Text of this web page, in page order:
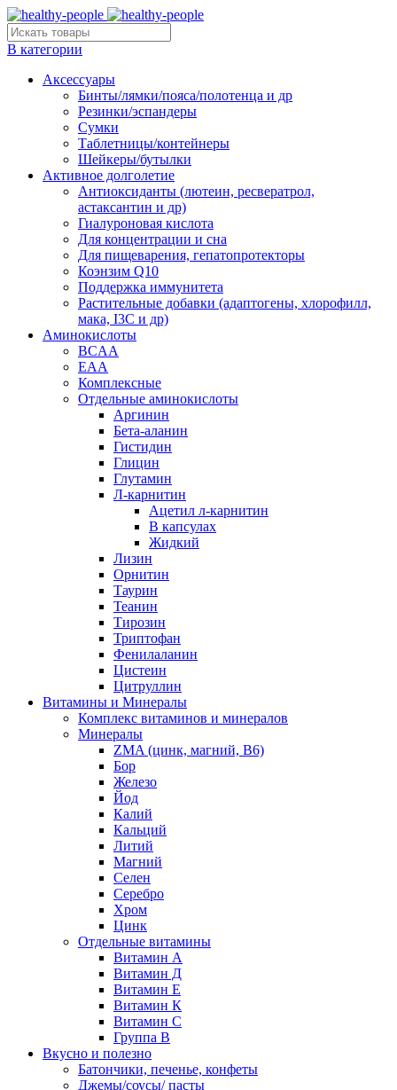
В категории
Аксессуары
Бинты/лямки/пояса/полотенца и др
Резинки/эспандеры
Сумки
Таблетницы/контейнеры
Шейкеры/бутылки
Активное долголетие
Антиоксиданты (лютеин, ресвератрол,
астаксантин и др)
Гиалуроновая кислота
Для концентрации и сна
Для пищеварения, гепатопротекторы
Коэнзим Q10
Поддержка иммунитета
Растительные добавки (адаптогены, хлорофилл,
мака, I3C и др)
Аминокислоты
BCAA
EAA
Комплексные
Отдельные аминокислоты
Аргинин
Бета-аланин
Гистидин
Глицин
Глутамин
Л-карнитин
Ацетил л-карнитин
В капсулах
Жидкий
Лизин
Орнитин
Таурин
Теанин
Тирозин
Триптофан
Фенилаланин
Цистеин
Цитруллин
Витамины и Минералы
Комплекс витаминов и минералов
Минералы
ZMA (цинк, магний, В6)
Бор
Железо
Йод
Калий
Кальций
Литий
Магний
Селен
Серебро
Хром
Цинк
Отдельные витамины
Витамин А
Витамин Д
Витамин Е
Витамин К
Витамин С
Группа В
Вкусно и полезно
Батончики, печенье, конфеты
Джемы/соусы/ пасты